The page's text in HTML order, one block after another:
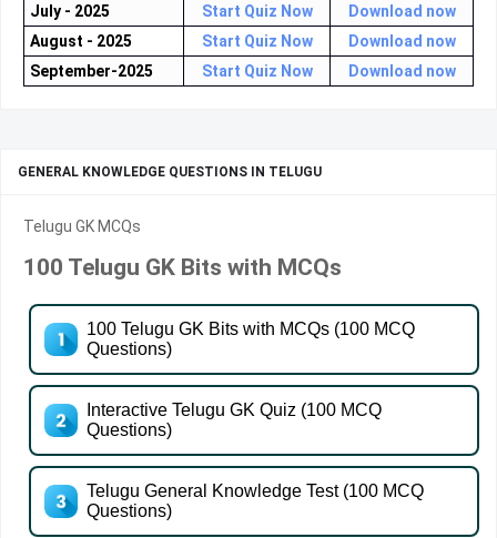
July - 2025
Start Quiz Now
Download now
August - 2025
Start Quiz Now
Download now
September-2025
Start Quiz Now Download now
GENERAL KNOWLEDGE QUESTIONS IN TELUGU
Telugu GK MCQs
100 Telugu GK Bits with MCQs
100 Telugu GK Bits with MCQs (100 MCQ
Questions)
Interactive Telugu GK Quiz (100 MCQ
Questions)
Telugu General Knowledge Test (100 MCQ
Questions)